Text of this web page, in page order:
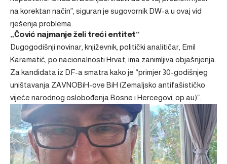
na korektan način”, siguran je sugovornik DW-a u ovaj vid
rješenja problema.
„Čović najmanje želi treći entitet“
Dugogodišnji novinar, književnik, politički analitičar, Emil
Karamatić, po nacionalnosti Hrvat, ima zanimljiva objašnjenja.
Za kandidata iz DF-a smatra kako je “primjer 30-godišnjeg
uništavanja ZAVNOBiH-ove BiH (Zemaljsko antifašističko
vijeće narodnog oslobođenja Bosne i Hercegovi, op.au)”.